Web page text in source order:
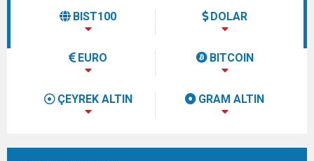
BIST100 DOLAR
EURO BITCOIN
ÇEYREK ALTIN GRAM ALTIN